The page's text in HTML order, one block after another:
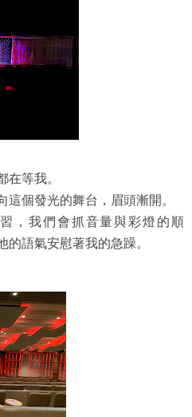
在等我。
這個發光的舞台，眉頭漸開。
，我們會抓音量與彩燈的順
的語氣安慰著我的急躁。